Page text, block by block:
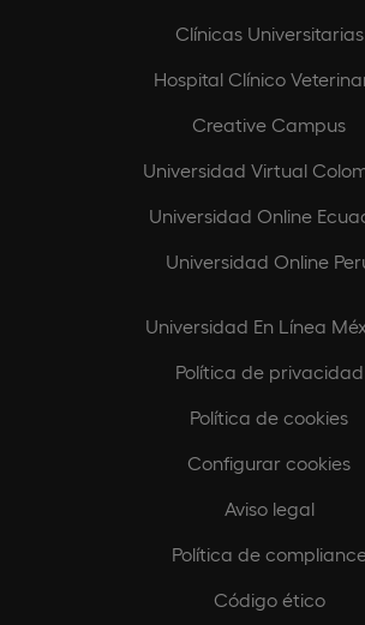
Clínicas Universitarias
Hospital Clínico
Creative Campus
Universidad Virtual
Universidad Online
Universidad Online
Universidad En Línea
Política de privacidad
Política de cookies
Configurar cookies
Aviso legal
Política de
Código ético